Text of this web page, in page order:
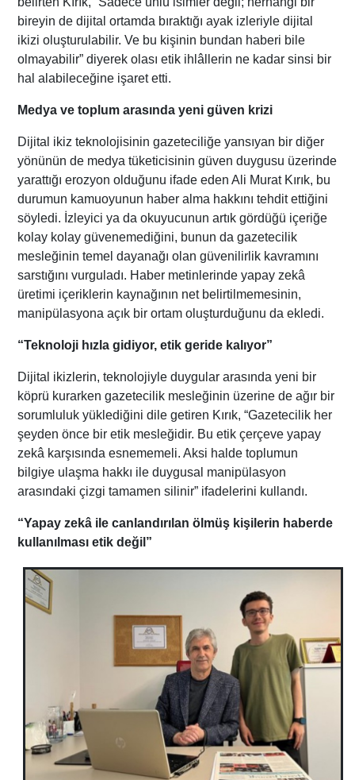
bireyin de dijital ortamda bıraktığı ayak izleriyle dijital
ikizi oluşturulabilir. Ve bu kişinin bundan haberi bile
olmayabilir” diyerek olası etik ihlâllerin ne kadar sinsi bir
hal alabileceğine işaret etti.
Medya ve toplum arasında yeni güven krizi
Dijital ikiz teknolojisinin gazeteciliğe yansıyan bir diğer
yönünün de medya tüketicisinin güven duygusu üzerinde
yarattığı erozyon olduğunu ifade eden Ali Murat Kırık, bu
durumun kamuoyunun haber alma hakkını tehdit ettiğini
söyledi. İzleyici ya da okuyucunun artık gördüğü içeriğe
kolay kolay güvenemediğini, bunun da gazetecilik
mesleğinin temel dayanağı olan güvenilirlik kavramını
sarstığını vurguladı. Haber metinlerinde yapay zekâ
üretimi içeriklerin kaynağının net belirtilmemesinin,
manipülasyona açık bir ortam oluşturduğunu da ekledi.
“Teknoloji hızla gidiyor, etik geride kalıyor”
Dijital ikizlerin, teknolojiyle duygular arasında yeni bir
köprü kurarken gazetecilik mesleğinin üzerine de ağır bir
sorumluluk yüklediğini dile getiren Kırık, “Gazetecilik her
şeyden önce bir etik mesleğidir. Bu etik çerçeve yapay
zekâ karşısında esnememeli. Aksi halde toplumun
bilgiye ulaşma hakkı ile duygusal manipülasyon
arasındaki çizgi tamamen silinir” ifadelerini kullandı.
“Yapay zekâ ile canlandırılan ölmüş kişilerin haberde
kullanılması etik değil”